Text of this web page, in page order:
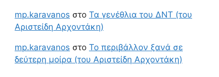
mp.karavanos στο Τα γενέθλια του ΔΝΤ (του
Αριστείδη Αρχοντάκη)
mp.karavanos στο Το περιβάλλον ξανά σε
δεύτερη μοίρα (του Αριστείδη Αρχοντάκη)